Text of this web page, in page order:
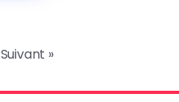
Suivant »